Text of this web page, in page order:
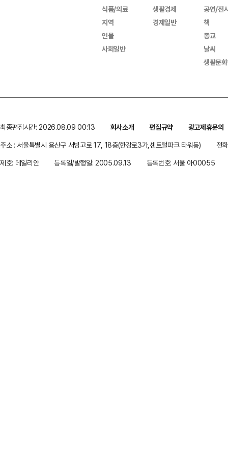
식품/의료
지역
인물
사회일반
생활경제
경제일반
공연/전
책
종교
날씨
생활문
최종편집시간: 2026.08.09 00:13 회사소개 편집규약
광고제휴문의
주소 : 서울특별시 용산구 서빙고로 17, 18층(한강로3가,센트럴파크 타워동)
전
제호: 데일리안
등록일/발행일: 2005.09.13 등록번호: 서울 아00055